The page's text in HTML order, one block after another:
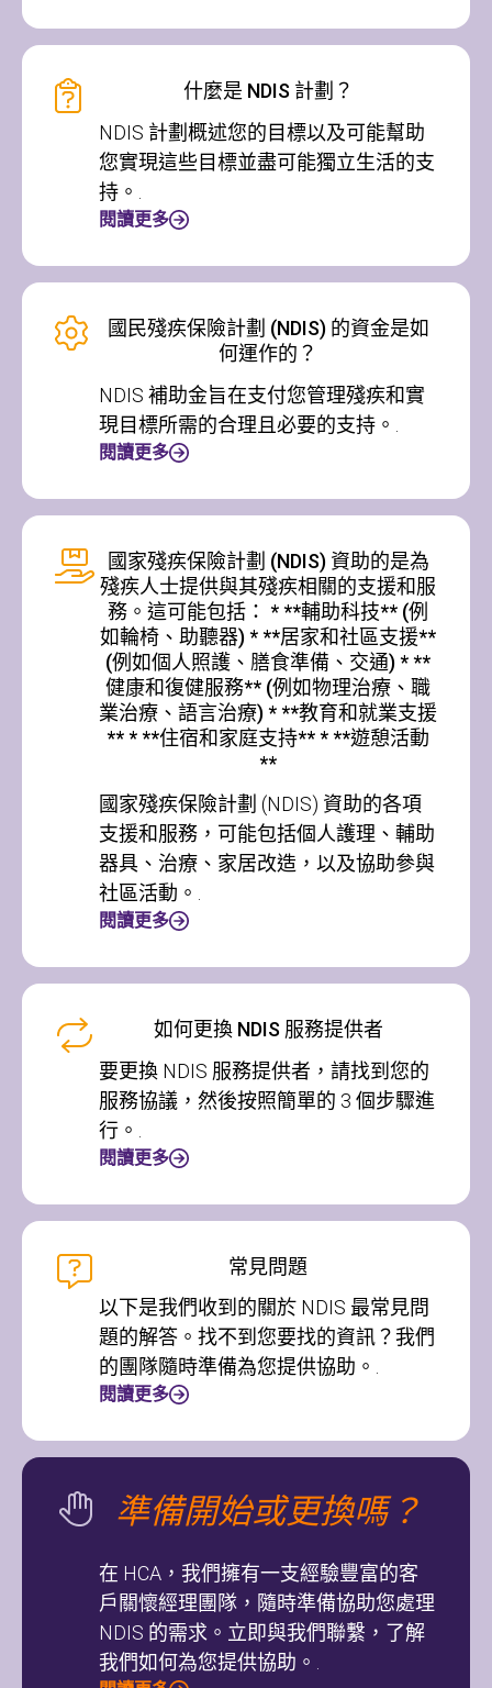
什麼是 NDIS 計劃？
NDIS 計劃概述您的目標以及可能幫助
您實現這些目標並盡可能獨立生活的支
持。.
閱讀更多
國民殘疾保險計劃 (NDIS) 的資金是如
何運作的？
NDIS 補助金旨在支付您管理殘疾和實
現目標所需的合理且必要的支持。.
閱讀更多
國家殘疾保險計劃 (NDIS) 資助的是為
殘疾人士提供與其殘疾相關的支援和服
務。這可能包括： * **輔助科技** (例
如輪椅、助聽器) * **居家和社區支援**
(例如個人照護、膳食準備、交通) * **
健康和復健服務** (例如物理治療、職
業治療、語言治療) * **教育和就業支援
** * **住宿和家庭支持** * **遊憩活動
**
國家殘疾保險計劃 (NDIS) 資助的各項
支援和服務，可能包括個人護理、輔助
器具、治療、家居改造，以及協助參與
社區活動。.
閱讀更多
如何更換 NDIS 服務提供者
要更換 NDIS 服務提供者，請找到您的
服務協議，然後按照簡單的 3 個步驟進
行。.
閱讀更多
常見問題
以下是我們收到的關於 NDIS 最常見問
題的解答。找不到您要找的資訊？我們
的團隊隨時準備為您提供協助。.
閱讀更多
準備開始或更換嗎？
在 HCA，我們擁有一支經驗豐富的客
戶關懷經理團隊，隨時準備協助您處理
NDIS 的需求。立即與我們聯繫，了解
我們如何為您提供協助。.